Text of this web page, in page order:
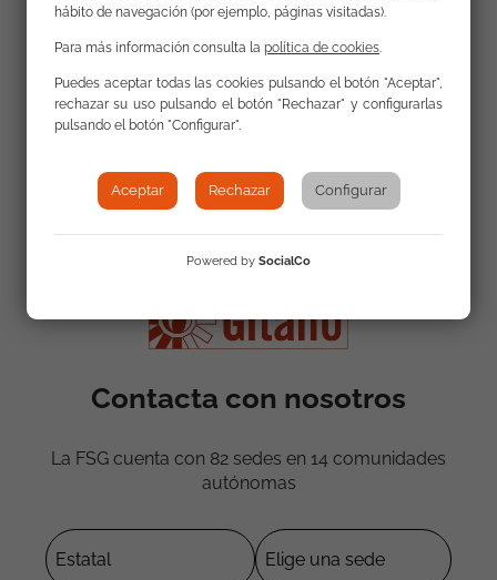
Contacta con nosotros
La FSG cuenta con 82 sedes en 14 comunidades
autónomas
hábito de navegación (por ejemplo, páginas visitadas).
Para más información consulta la política de cookies
Puedes aceptar todas las cookies pulsando el botón "Aceptar",
rechazar su uso pulsando el botón "Rechazar" y configurarlas
pulsando el botón "Configurar".
Aceptar Rechazar Configurar
Powered by SocialCo